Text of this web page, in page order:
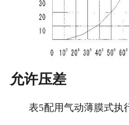
允许压差
表5配用气动薄膜式执